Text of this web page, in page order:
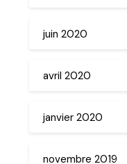
juin 2020
avril 2020
janvier 2020
novembre 2019